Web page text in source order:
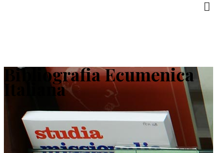
Bibliografia Ecumenica
Italiana